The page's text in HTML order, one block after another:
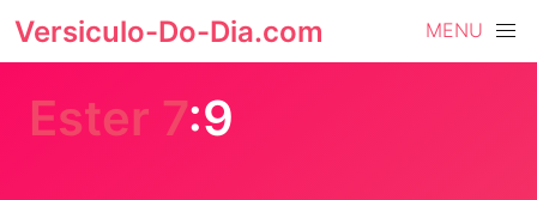
Versiculo-Do-Dia.com MENU
Ester 7:9